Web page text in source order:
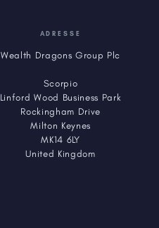
ADRESSE
Wealth Dragons Group Plc
Scorpio
Linford Wood Business Park
Rockingham Drive
Milton Keynes
MK14 6LY
United Kingdom